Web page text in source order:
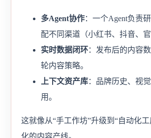
多Agent协作：一个Agent负责
配不同渠道（小红书、抖音、官
实时数据闭环：发布后的内容
轮内容策略。
上下文资产库：品牌历史、视
用。
这就像从“手工作坊”升级到“自动化
化的内容产线。